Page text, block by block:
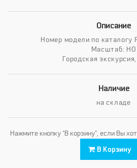
Описание
Номер модели по каталогу
Масштаб: HO
Городская
Наличие
на складе
Нажмите кнопку "В корзину", если Вы
В Корзину